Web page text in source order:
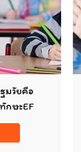
ะการแสดงเพื่อพั
คิดยืดหยุ่นสร้างส